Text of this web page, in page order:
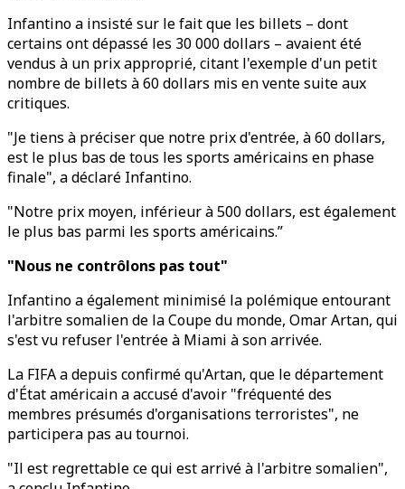
Infantino a insisté sur le fait que les billets – dont
certains ont dépassé les 30 000 dollars – avaient été
vendus à un prix approprié, citant l'exemple d'un petit
nombre de billets à 60 dollars mis en vente suite aux
critiques.
"Je tiens à préciser que notre prix d'entrée, à 60 dollars,
est le plus bas de tous les sports américains en phase
finale", a déclaré Infantino.
"Notre prix moyen, inférieur à 500 dollars, est également
le plus bas parmi les sports américains.”
"Nous ne contrôlons pas tout"
Infantino a également minimisé la polémique entourant
l'arbitre somalien de la Coupe du monde, Omar Artan, qui
s'est vu refuser l'entrée à Miami à son arrivée.
La FIFA a depuis confirmé qu'Artan, que le département
d'État américain a accusé d'avoir "fréquenté des
membres présumés d'organisations terroristes", ne
participera pas au tournoi.
"Il est regrettable ce qui est arrivé à l'arbitre somalien",